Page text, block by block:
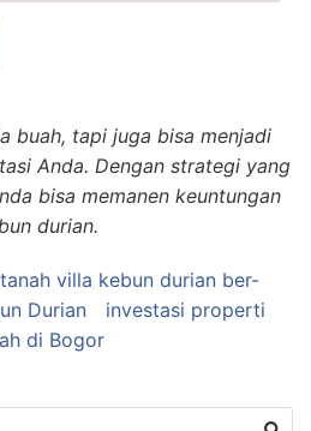
buah, tapi juga bisa menjadi
Anda. Dengan strategi yang
bisa memanen keuntungan
durian.
villa kebun durian ber-
Durian
investasi properti
di Bogor